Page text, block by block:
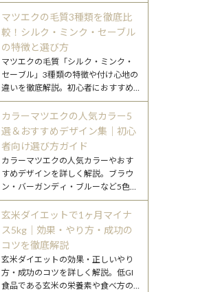
ます。
マツエクの毛質3種類を徹底比
較！シルク・ミンク・セーブル
の特徴と選び方
マツエクの毛質「シルク・ミンク・
セーブル」3種類の特徴や付け心地の
違いを徹底解説。初心者におすすめ
の選び方や、なりたい目元別のポイ
ントもご紹介します。
カラーマツエクの人気カラー5
選＆おすすめデザイン集｜初心
者向け選び方ガイド
カラーマツエクの人気カラーやおす
すめデザインを詳しく解説。ブラウ
ン・バーガンディ・ブルーなど5色の
特徴と、初心者でも挑戦しやすい取
り入れ方を紹介します。
玄米ダイエットで1ヶ月マイナ
ス5kg｜効果・やり方・成功の
コツを徹底解説
玄米ダイエットの効果・正しいやり
方・成功のコツを詳しく解説。低GI
食品である玄米の栄養素や食べ方の